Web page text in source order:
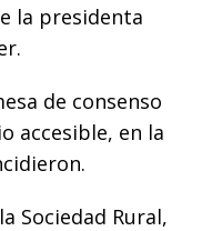
la presidenta
de consenso
accesible, en la
Sociedad Rural,